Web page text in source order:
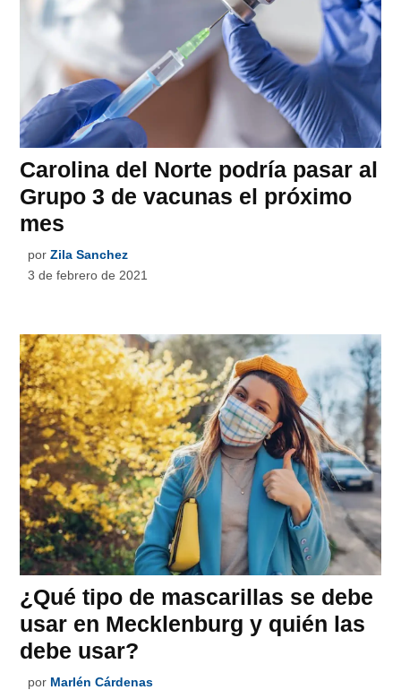
Carolina del Norte podría pasar al
Grupo 3 de vacunas el próximo
mes
por Zila Sanchez
3 de febrero de 2021
¿Qué tipo de mascarillas se debe
usar en Mecklenburg y quién las
debe usar?
por Marlén Cárdenas